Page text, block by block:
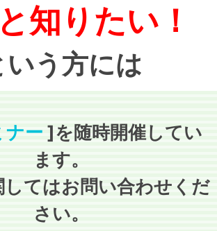
知りたい！
いう方には
ナー ]を随時開催してい
ます。
してはお問い合わせくだ
さい。